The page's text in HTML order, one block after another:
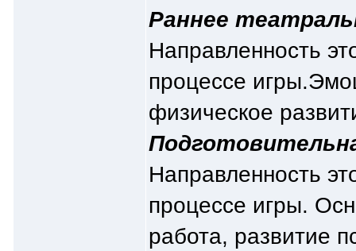
Раннее
Направленность
процессе
физическое
Направленность
процессе игры.
работа, развитие